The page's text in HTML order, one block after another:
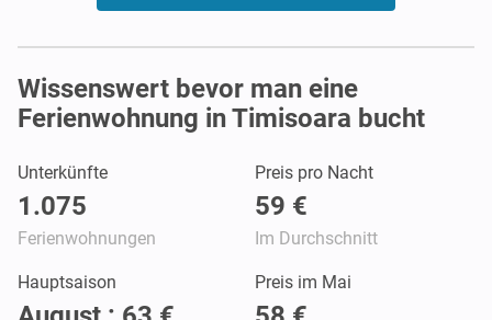
Wissenswert bevor man eine
Ferienwohnung in Timisoara bucht
Unterkünfte
1.075
Ferienwohnungen
Preis pro Nacht
59 €
Im Durchschnitt
Hauptsaison Preis im Mai